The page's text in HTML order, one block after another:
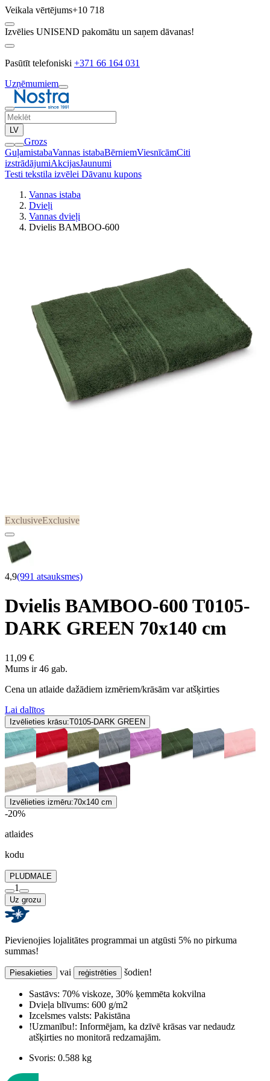
Veikala vērtējums+10 718
Izvēlies UNISEND pakomātu un saņem dāvanas!
Pasūtīt telefoniski +371 66 164 031
Uzņēmumiem
LV
Grozs
GuļamistabaVannas istabaBērniemViesnīcāmCiti
izstrādājumiAkcijasJaunumi
Testi tekstila izvēlei Dāvanu kupons
Vannas istaba
Dvieļi
Vannas dvieļi
Dvielis BAMBOO-600
ExclusiveExclusive
4,9(991 atsauksmes)
Dvielis BAMBOO-600 T0105-
DARK GREEN 70x140 cm
11,09 €
Mums ir 46 gab.
Cena un atlaide dažādiem izmēriem/krāsām var atšķirties
Lai dalītos
Izvēlieties krāsu:T0105-DARK GREEN
Izvēlieties izmēru:70x140 cm
-20%
atlaides
kodu
PLUDMALE
1
Uz grozu
Pievienojies lojalitātes programmai un atgūsti 5% no pirkuma
summas!
Piesakieties vai reģistrēties šodien!
Sastāvs: 70% viskoze, 30% ķemmēta kokvilna
Dvieļa blīvums: 600 g/m2
Izcelsmes valsts: Pakistāna
!Uzmanību!: Informējam, ka dzīvē krāsas var nedaudz
atšķirties no monitorā redzamajām.
Svoris: 0.588 kg